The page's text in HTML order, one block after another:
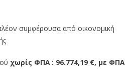
συμφέρουσα από οικονομική
χωρίς ΦΠΑ : 96.774,19 €, με ΦΠΑ